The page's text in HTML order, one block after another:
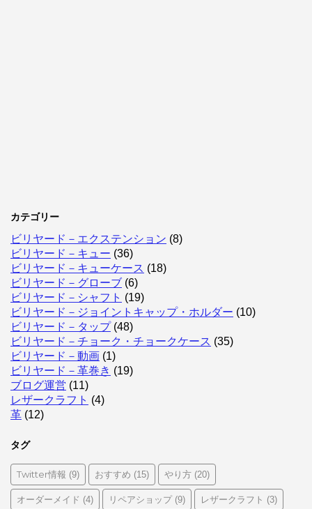
カテゴリー
ビリヤード－エクステンション (8)
ビリヤード－キュー (36)
ビリヤード－キューケース (18)
ビリヤード－グローブ (6)
ビリヤード－シャフト (19)
ビリヤード－ジョイントキャップ・ホルダー (10)
ビリヤード－タップ(48)
ビリヤード－チョーク・チョークケース (35)
ビリヤード－動画 (1)
ビリヤード－革巻き (19)
ブログ運営 (11)
レザークラフト (4)
革 (12)
タグ
Twitter情報 (9) おすすめ (15) やり方 (20)
オーダーメイド (4) リペアショップ(9) レザークラフト (3)